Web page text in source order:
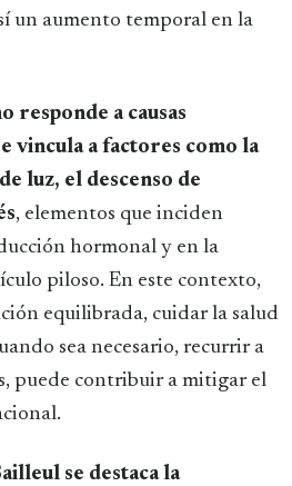
un aumento temporal en la
responde a causas
vincula a factores como la
luz, el descenso de
, elementos que inciden
hormonal y en la
piloso. En este contexto,
equilibrada, cuidar la salud
sea necesario, recurrir a
puede contribuir a mitigar el
se destaca la